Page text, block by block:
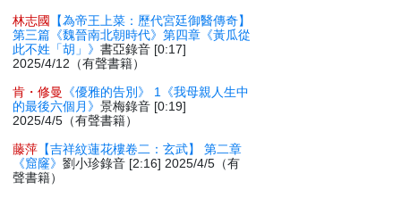
林志國
【為帝王上菜：歷代宮廷御醫傳奇】
第三篇《魏晉南北朝時代》第四章《黃瓜從
此不姓「胡」》書亞錄音 [0:17]
2025/4/12（有聲書籍）
肯・修曼
《優雅的告別》 1《我母親人生中
的最後六個月》景梅錄音 [0:19]
2025/4/5（有聲書籍）
藤萍 【吉祥紋蓮花樓卷二：玄武】 第二章
《窟窿》劉小珍錄音 [2:16] 2025/4/5（有
聲書籍）